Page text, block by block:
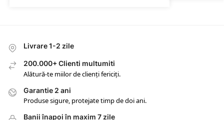
Livrare 1-2 zile
200.000+ Clienti multumiti
Alătură-te miilor de clienți fericiți.
Garantie 2 ani
Produse sigure, protejate timp de doi ani.
Banii înapoi în maxim 7 zile